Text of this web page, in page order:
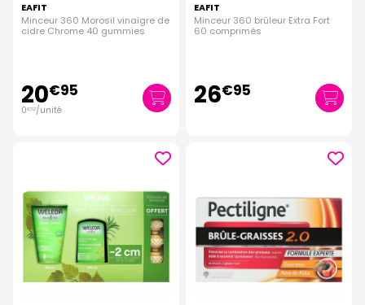
EAFIT
Minceur 360 Morosil vinaigre de
cidre Chrome 40 gummies
20€95
0€52/unité
EAFIT
Minceur 360 brûleur Extra Fort
60 comprimés
26€95